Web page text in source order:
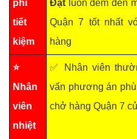
phí
tiết
kiệm
Đạt luôn đem đến
Quận 7 tốt nhất
hàng
⭐
Nhân
viên
nhiệt
✅ Nhân viên
vấn phương án
chở hàng Quận 7